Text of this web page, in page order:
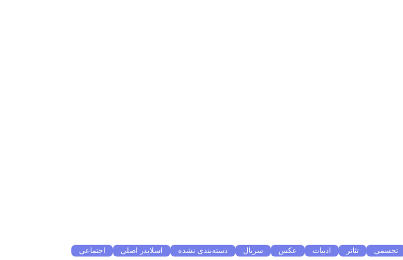
تجسمی تئاتر ادبیات عکس سریال دسته‌بندی نشده اسلایدر اصلی اجتماعی